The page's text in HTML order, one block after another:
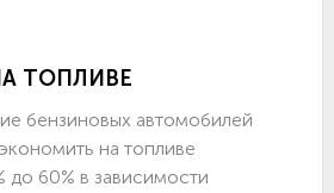
ТОПЛИВЕ
бензиновых автомобилей
на топливе
до 60% в зависимости